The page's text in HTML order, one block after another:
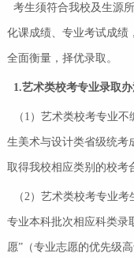
考生须符合我校及生源
化课成绩、专业考试成绩
全面衡量，择优录取。
1.艺术类校考专业录取
（1）艺术类校考专业
生美术与设计类省级统考
取得我校相应类别的校考
（2）艺术类校考专业
专业本科批次相应科类录
愿”（专业志愿的优先级